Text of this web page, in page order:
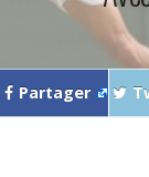
Partager